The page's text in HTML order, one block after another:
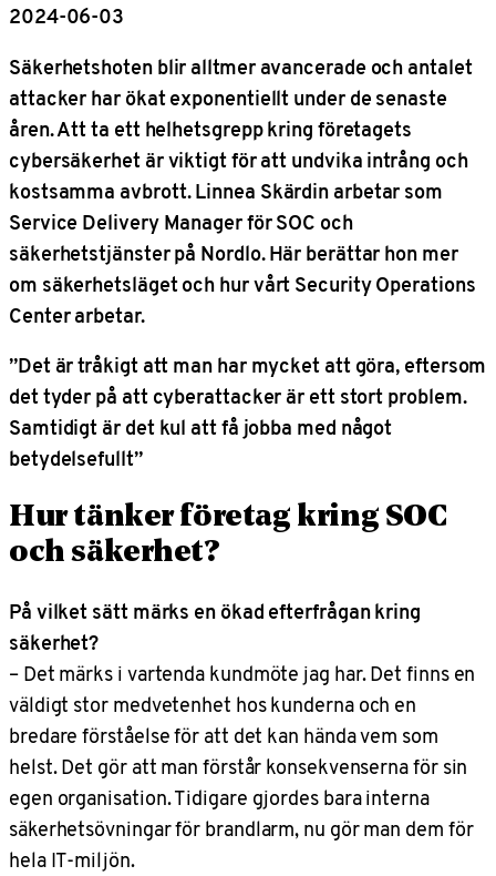
2024-06-03
Säkerhetshoten blir alltmer avancerade och antalet
attacker har ökat exponentiellt under de senaste
åren. Att ta ett helhetsgrepp kring företagets
cybersäkerhet är viktigt för att undvika intrång och
kostsamma avbrott. Linnea Skärdin arbetar som
Service Delivery Manager för SOC och
säkerhetstjänster på Nordlo. Här berättar hon mer
om säkerhetsläget och hur vårt Security Operations
Center arbetar.
”Det är tråkigt att man har mycket att göra, eftersom
det tyder på att cyberattacker är ett stort problem.
Samtidigt är det kul att få jobba med något
betydelsefullt”
Hur tänker företag kring SOC
och säkerhet?
På vilket sätt märks en ökad efterfrågan kring
säkerhet?
– Det märks i vartenda kundmöte jag har. Det finns en
väldigt stor medvetenhet hos kunderna och en
bredare förståelse för att det kan hända vem som
helst. Det gör att man förstår konsekvenserna för sin
egen organisation. Tidigare gjordes bara interna
säkerhetsövningar för brandlarm, nu gör man dem för
hela IT-miljön.